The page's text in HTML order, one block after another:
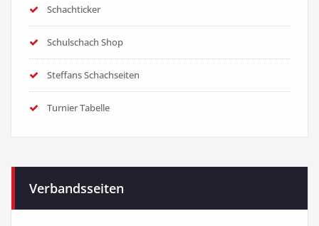
Schachticker
Schulschach Shop
Steffans Schachseiten
Turnier Tabelle
Verbandsseiten